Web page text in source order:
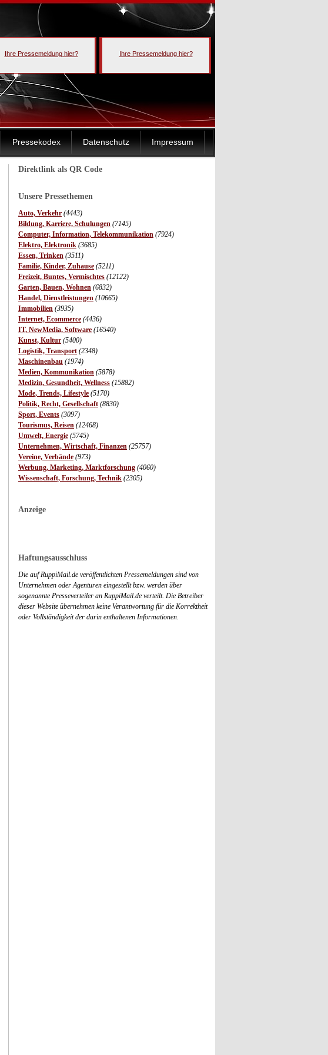
Ihre Pressemeldung hier? Ihre Pressemeldung hier?
Pressekodex Datenschutz Impressum
Direktlink als QR Code
Unsere Pressethemen
Auto, Verkehr (4443)
Bildung, Karriere, Schulungen (7145)
Computer, Information, Telekommunikation (7924)
Elektro, Elektronik (3685)
Essen, Trinken (3511)
Familie, Kinder, Zuhause (5211)
Freizeit, Buntes, Vermischtes (12122)
Garten, Bauen, Wohnen (6832)
Handel, Dienstleistungen (10665)
Immobilien (3935)
Internet, Ecommerce (4436)
IT, NewMedia, Software (16540)
Kunst, Kultur (5400)
Logistik, Transport (2348)
Maschinenbau (1974)
Medien, Kommunikation (5878)
Medizin, Gesundheit, Wellness (15882)
Mode, Trends, Lifestyle (5170)
Politik, Recht, Gesellschaft (8830)
Sport, Events (3097)
Tourismus, Reisen (12468)
Umwelt, Energie (5745)
Unternehmen, Wirtschaft, Finanzen (25757)
Vereine, Verbände (973)
Werbung, Marketing, Marktforschung (4060)
Wissenschaft, Forschung, Technik (2305)
Anzeige
Haftungsausschluss
Die auf RuppiMail.de veröffentlichten Pressemeldungen sind von
Unternehmen oder Agenturen eingestellt bzw. werden über
sogenannte Presseverteiler an RuppiMail.de verteilt. Die Betreiber
dieser Website übernehmen keine Verantwortung für die Korrektheit
oder Vollständigkeit der darin enthaltenen Informationen.